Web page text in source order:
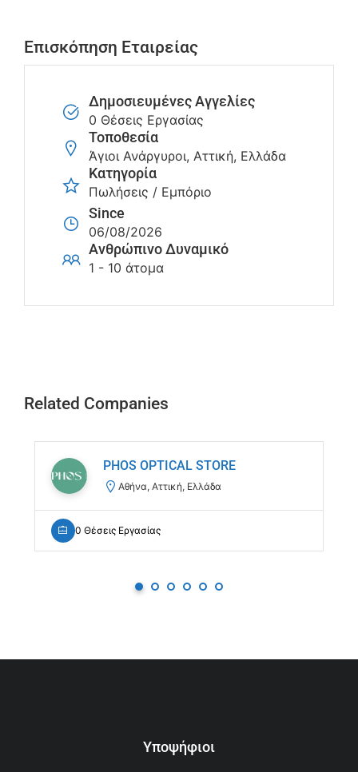
Επισκόπηση Εταιρείας
Δημοσιευμένες Αγγελίες
0 Θέσεις Εργασίας
Τοποθεσία
Άγιοι Ανάργυροι, Αττική, Ελλάδα
Κατηγορία
Πωλήσεις / Εμπόριο
Since
06/08/2026
Ανθρώπινο Δυναμικό
1 - 10 άτομα
Related Companies
PHOS OPTICAL STORE
Αθήνα, Αττική, Ελλάδα
0 Θέσεις Εργασίας
Υποψήφιοι